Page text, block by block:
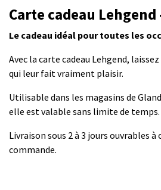
Carte cadeau Lehgend
Le cadeau idéal pour toutes les
Avec la carte cadeau Lehgend,
qui leur fait vraiment plaisir.
Utilisable dans les magasins de
elle est valable sans limite de temps.
Livraison sous 2 à 3 jours ouvrables
commande.